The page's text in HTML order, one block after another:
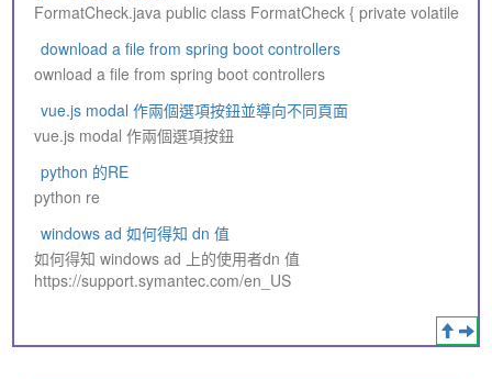
FormatCheck.java public class FormatCheck { private volatile
download a file from spring boot controllers
ownload a file from spring boot controllers
vue.js modal 作兩個選項按鈕並導向不同頁面
vue.js modal 作兩個選項按鈕
python 的RE
python re
windows ad 如何得知 dn 值
如何得知 windows ad 上的使用者dn 值
https://support.symantec.com/en_US